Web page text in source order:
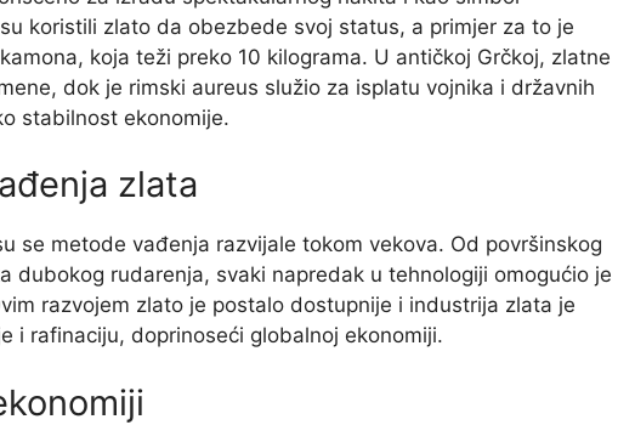
koristili zlato da obezbede svoj status, a primjer za to je
koja teži preko 10 kilograma. U antičkoj Grčkoj, zlatne
dok je rimski aureus služio za isplatu vojnika i državnih
stabilnost ekonomije.
zlata
se metode vađenja razvijale tokom vekova. Od površinskog
dubokog rudarenja, svaki napredak u tehnologiji omogućio je
razvojem zlato je postalo dostupnije i industrija zlata je
i rafinaciju, doprinoseći globalnoj ekonomiji.